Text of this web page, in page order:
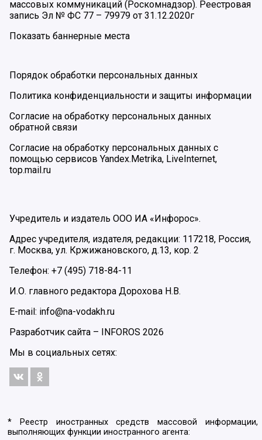
массовых коммуникаций (Роскомнадзор). Реестровая
запись Эл № ФС 77 – 79979 от 31.12.2020г
Показать баннерные места
Порядок обработки персональных данных
Политика конфиденциальности и защиты информации
Согласие на обработку персональных данных
обратной связи
Согласие на обработку персональных данных с
помощью сервисов Yandex.Metrika, LiveInternet,
top.mail.ru
Учредитель и издатель ООО ИА «Инфорос».
Адрес учредителя, издателя, редакции: 117218, Россия,
г. Москва, ул. Кржижановского, д.13, кор. 2
Телефон: +7 (495) 718-84-11
И.О. главного редактора Дорохова Н.В.
E-mail: info@na-vodakh.ru
Разработчик сайта – INFOROS 2026
Мы в социальных сетях:
* Реестр иностранных средств массовой информации,
выполняющих функции иностранного агента: